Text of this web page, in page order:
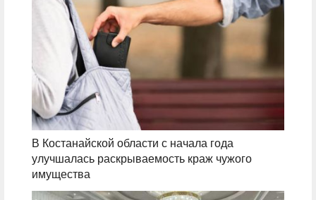
В Костанайской области с начала года
улучшалась раскрываемость краж чужого
имущества